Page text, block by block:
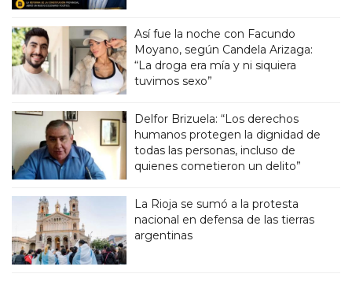
Así fue la noche con Facundo
Moyano, según Candela Arizaga:
“La droga era mía y ni siquiera
tuvimos sexo”
Delfor Brizuela: “Los derechos
humanos protegen la dignidad de
todas las personas, incluso de
quienes cometieron un delito”
La Rioja se sumó a la protesta
nacional en defensa de las tierras
argentinas